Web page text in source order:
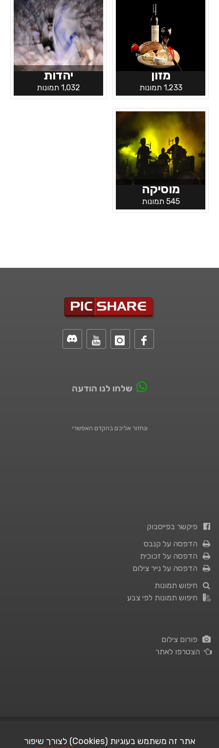
מזון
1,233 תמונות
יהדות
1,032 תמונות
מוסיקה
545 תמונות
שלחו לנו הודעה
ונחזור אליכם בהקדם האפשרי
פיקשר בפייסבוק
הדפסה על קנבס
הדפסה על זכוכית
הדפסה על נייר צילום
חיפוש תמונות
חיפוש תמונות לפי צבע
פורום צילום
הצטרפו לאתר
אתר זה משתמש בעוגיות (Cookies) לצורך שיפור